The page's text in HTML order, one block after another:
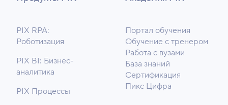
PIX RPA:
Роботизация
PIX BI: Бизнес-
аналитика
PIX Процессы
Портал обучения
Обучение с тренером
Работа с вузами
База знаний
Сертификация
Пикс Цифра